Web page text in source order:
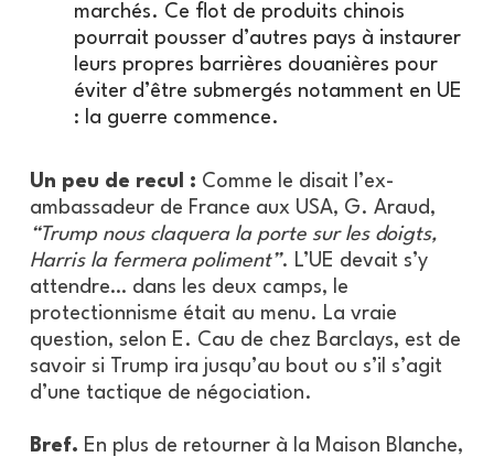
marchés. Ce flot de produits chinois
pourrait pousser d’autres pays à instaurer
leurs propres barrières douanières pour
éviter d’être submergés notamment en UE
: la guerre commence.
Un peu de recul : Comme le disait l’ex-
ambassadeur de France aux USA, G. Araud,
“Trump nous claquera la porte sur les doigts,
Harris la fermera poliment”. L’UE devait s’y
attendre… dans les deux camps, le
protectionnisme était au menu. La vraie
question, selon E. Cau de chez Barclays, est de
savoir si Trump ira jusqu’au bout ou s’il s’agit
d’une tactique de négociation.
Bref. En plus de retourner à la Maison Blanche,